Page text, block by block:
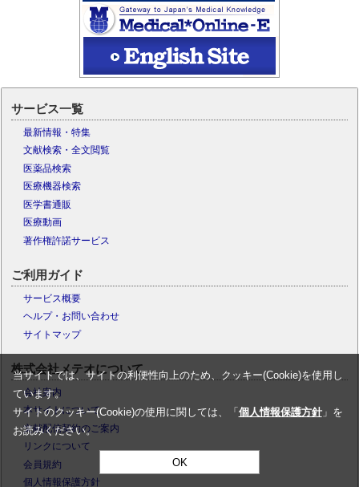
サービス一覧
最新情報・特集
文献検索・全文閲覧
医薬品検索
医療機器検索
医学書通販
医療動画
著作権許諾サービス
ご利用ガイド
サービス概要
ヘルプ・お問い合わせ
サイトマップ
株式会社メテオについて
会社案内
本サイトについて
文献配信契約のご案内
リンクについて
会員規約
個人情報保護方針
当サイトでは、サイトの利便性向上のため、クッキー(Cookie)を使用し
ています。
サイトのクッキー(Cookie)の使用に関しては、「 個人情報保護方針」を
お読みください。
OK